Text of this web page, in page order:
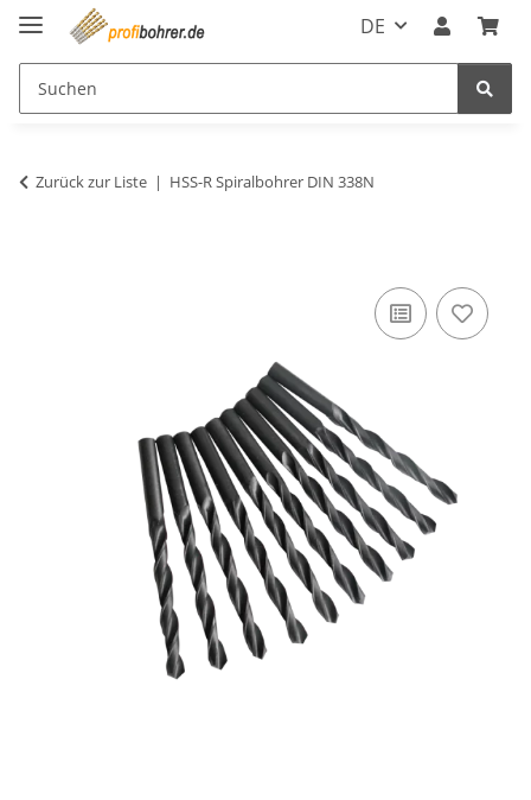
DE
Zurück zur Liste HSS-R Spiralbohrer DIN 338N